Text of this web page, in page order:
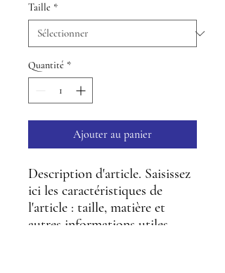
Taille *
Quantité *
Ajouter au panier
Description d'article. Saisissez
ici les caractéristiques de
l'article : taille, matière et
autres informations utiles.